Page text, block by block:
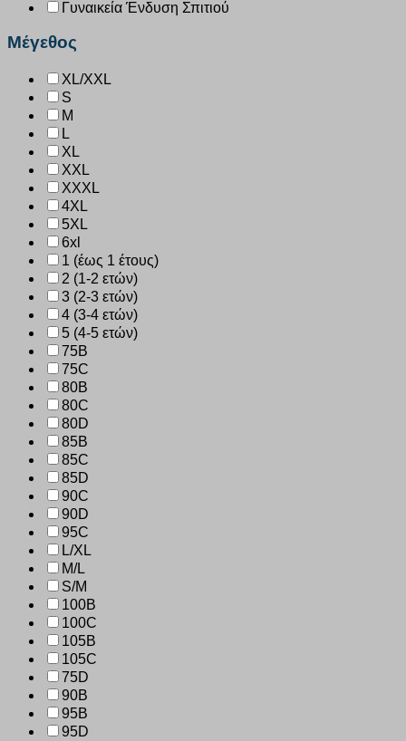
Γυναικεία Ένδυση Σπιτιού
Μέγεθος
XL/XXL
S
M
L
XL
XXL
XXXL
4XL
5XL
6xl
1 (έως 1 έτους)
2 (1-2 ετών)
3 (2-3 ετών)
4 (3-4 ετών)
5 (4-5 ετών)
75B
75C
80B
80C
80D
85B
85C
85D
90C
90D
95C
L/XL
M/L
S/M
100B
100C
105B
105C
75D
90B
95B
95D